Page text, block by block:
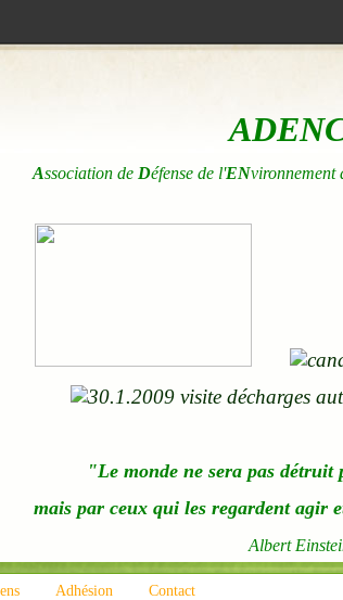
Association de Défense de l'ENvironnement
"Le monde ne sera pas détruit
mais par ceux qui les regardent agir
Albert
Adhésion Contact